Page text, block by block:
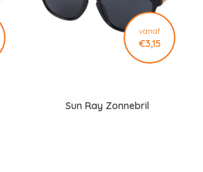
vanaf
€3,15
Sun Ray Zonnebril